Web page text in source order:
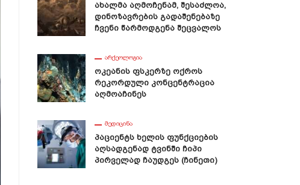
Ახალმა Აღმოჩენამ, Შესაძლოა,
Დინოზავრების Გადაშენებაზე
Ჩვენი Წარმოდგენა Შეცვალოს
ᲐᲠᲥᲔᲝᲚᲝᲒᲘᲐ
Ოკეანის Ფსკერზე Ოქროს
Რეკორდული Კონცენტრაცია
Აღმოაჩინეს
ᲛᲔᲓᲘᲪᲘᲜᲐ
Პაციენტს Ხელის Ფუნქციების
Აღსადგენად Ტვინში Ჩიპი
Პირველად Ჩაუდგეს (ჩინეთი)